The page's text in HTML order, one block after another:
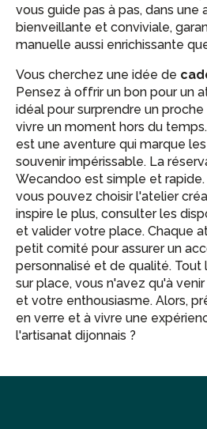
vous guide pas à pas, dans une
bienveillante et conviviale,
manuelle aussi enrichissante
Vous cherchez une idée de
Pensez à offrir un bon pour un
idéal pour surprendre un
vivre un moment hors du
est une aventure qui marque
souvenir impérissable. La
Wecandoo est simple et
vous pouvez choisir l'atelier
inspire le plus, consulter les
et valider votre place. Chaque
petit comité pour assurer un
personnalisé et de qualité.
sur place, vous n'avez qu'à
et votre enthousiasme. Alors,
en verre et à vivre une
l'artisanat dijonnais ?